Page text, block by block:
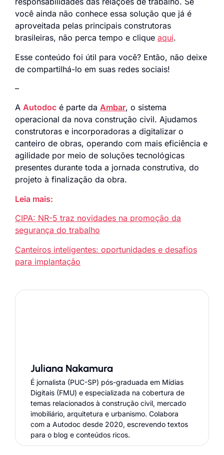
você ainda não conhece essa solução que já é
aproveitada pelas principais construtoras
brasileiras, não perca tempo e clique aqui.
Esse conteúdo foi útil para você? Então, não deixe
de compartilhá-lo em suas redes sociais!
–
A Autodoc é parte da Ambar, o sistema
operacional da nova construção civil. Ajudamos
construtoras e incorporadoras a digitalizar o
canteiro de obras, operando com mais eficiência e
agilidade por meio de soluções tecnológicas
presentes durante toda a jornada construtiva, do
projeto à finalização da obra.
Leia mais:
CIPA: NR-5 traz novidades na promoção da
segurança do trabalho
Canteiros inteligentes: oportunidades e desafios
para implantação
Juliana Nakamura
É jornalista (PUC-SP) pós-graduada em Mídias
Digitais (FMU) e especializada na cobertura de
temas relacionados à construção civil, mercado
imobiliário, arquitetura e urbanismo. Colabora
com a Autodoc desde 2020, escrevendo textos
para o blog e conteúdos ricos.